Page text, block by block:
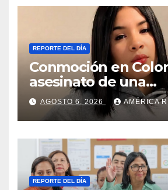
REPORTE DEL DÍA
Conmoción en
asesinato de una
adolescente
reunión con amigos
AGOSTO 6, 2026 AMÉRICA
REPORTE DEL DÍA